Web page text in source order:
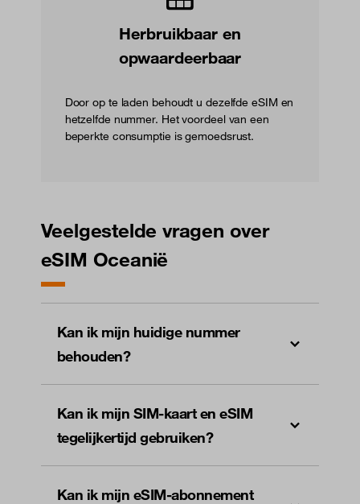
Herbruikbaar en
opwaardeerbaar
Door op te laden behoudt u dezelfde eSIM en
hetzelfde nummer. Het voordeel van een
beperkte consumptie is gemoedsrust.
Veelgestelde vragen over
eSIM Oceanië
Kan ik mijn huidige nummer
behouden?
Kan ik mijn SIM-kaart en eSIM
tegelijkertijd gebruiken?
Kan ik mijn eSIM-abonnement